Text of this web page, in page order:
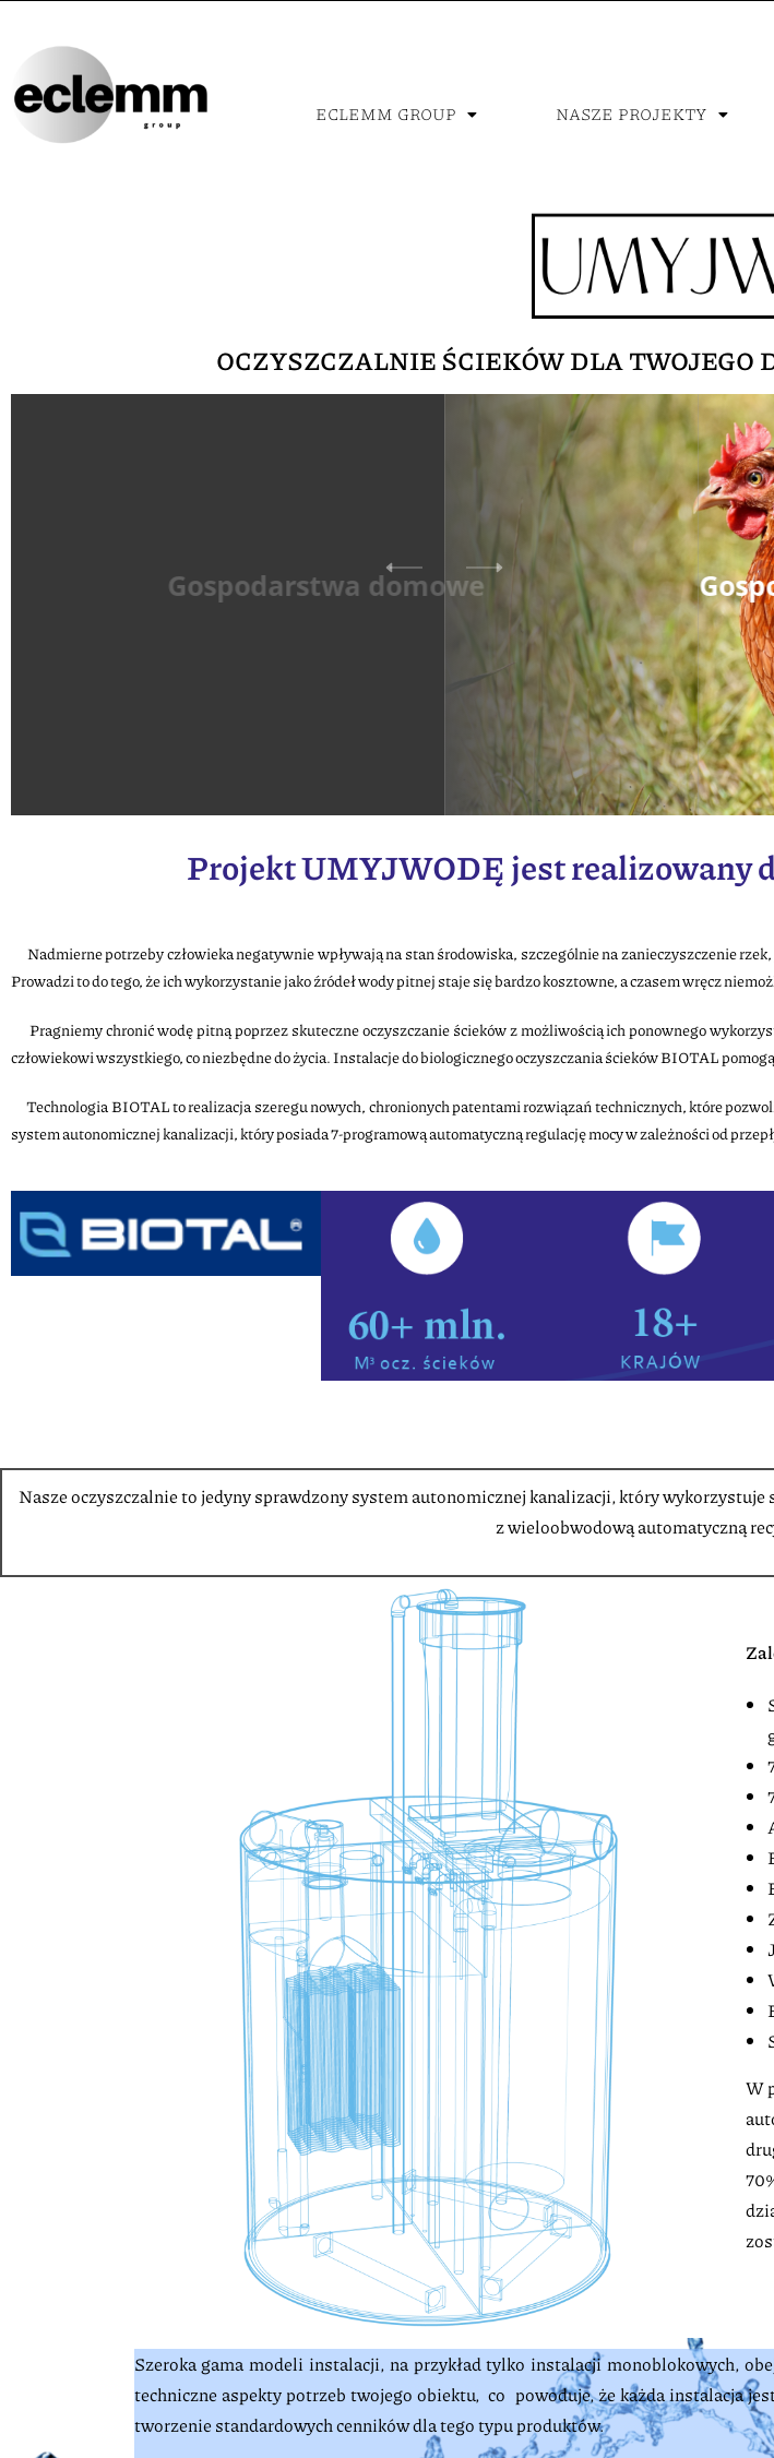
ECLEMM GROUP NASZE PROJEKTY
OCZYSZCZALNIE ŚCIEKÓW DLA
Gospodarstwa domowe
Projekt UMYJWODĘ jest realizowany
Nadmierne potrzeby człowieka negatywnie wpływają na stan środowiska, szczególnie na zanieczyszczenie
Prowadzi to do tego, że ich wykorzystanie jako źródeł wody pitnej staje się bardzo kosztowne, a czasem wręcz
Pragniemy chronić wodę pitną poprzez skuteczne oczyszczanie ścieków z możliwością ich ponownego
człowiekowi wszystkiego, co niezbędne do życia. Instalacje do biologicznego oczyszczania ścieków BIOTAL
Technologia BIOTAL to realizacja szeregu nowych, chronionych patentami rozwiązań technicznych, które
system autonomicznej kanalizacji, który posiada 7-programową automatyczną regulację mocy w zależności od
Nasze oczyszczalnie to jedyny sprawdzony system autonomicznej kanalizacji, który
z wieloobwodową automatyczną
W
Szeroka gama modeli instalacji, na przykład tylko instalacji monoblokowych,
techniczne aspekty potrzeb twojego obiektu, co powoduje, że każda instalacja
tworzenie standardowych cenników dla tego typu produktów.